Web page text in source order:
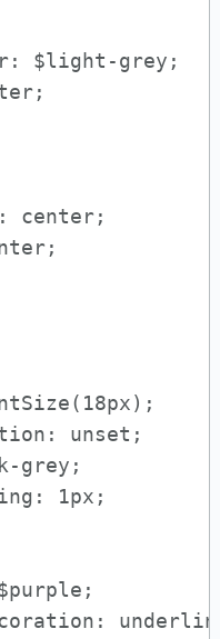
$light-grey;
center;
unset;
grey;
1px;